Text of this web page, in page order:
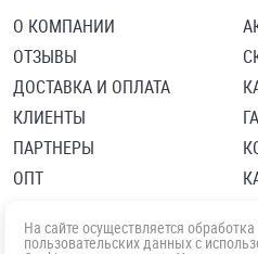
О КОМПАНИИ
ОТЗЫВЫ
ДОСТАВКА И ОПЛАТА
КЛИЕНТЫ
ПАРТНЕРЫ
ОПТ
Политика в отношении обработки
Согласие посетителя сайта на
На сайте осуществляется обработка
пользовательских данных с